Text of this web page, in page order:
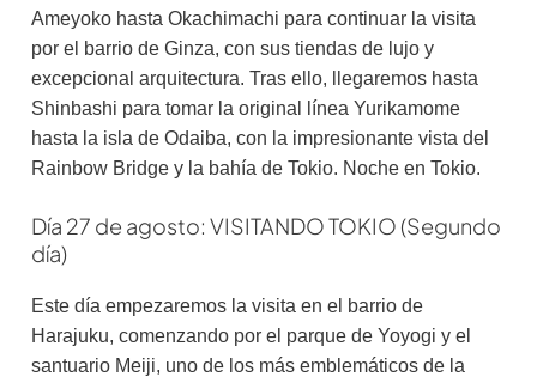
Ameyoko hasta Okachimachi para continuar la visita
por el barrio de Ginza, con sus tiendas de lujo y
excepcional arquitectura. Tras ello, llegaremos hasta
Shinbashi para tomar la original línea Yurikamome
hasta la isla de Odaiba, con la impresionante vista del
Rainbow Bridge y la bahía de Tokio. Noche en Tokio.
Día 27 de agosto: VISITANDO TOKIO (Segundo
día)
Este día empezaremos la visita en el barrio de
Harajuku, comenzando por el parque de Yoyogi y el
santuario Meiji, uno de los más emblemáticos de la